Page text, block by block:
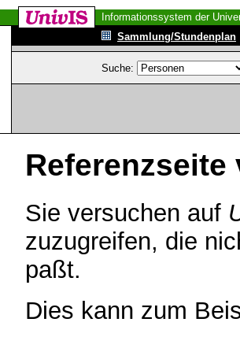
Informationssystem der
Sammlung/Stundenplan
Suche:
Referenzseite
Sie versuchen auf
zuzugreifen, die
paßt.
Dies kann zum